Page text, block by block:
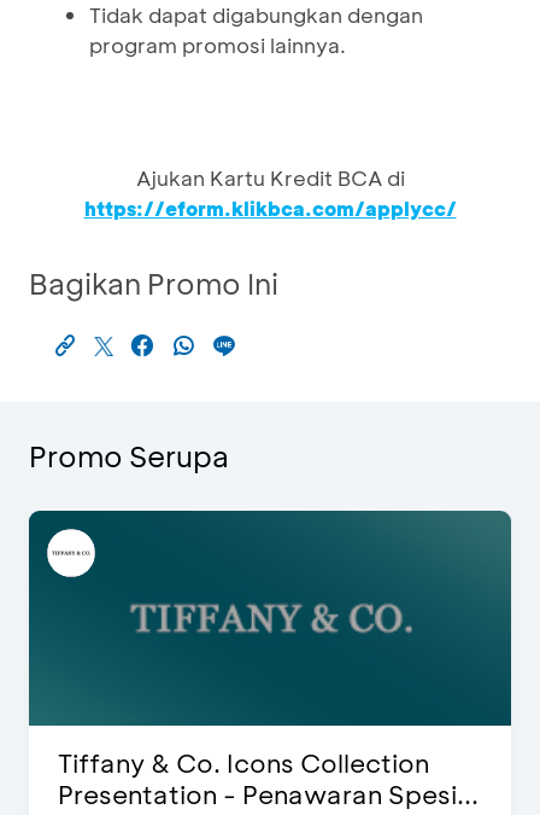
Tidak dapat digabungkan dengan
program promosi lainnya.
Ajukan Kartu Kredit BCA di
https://eform.klikbca.com/applycc/
Bagikan Promo Ini
Promo Serupa
Blink Beauty Clinic - Diskon 25% &
Special Bonus